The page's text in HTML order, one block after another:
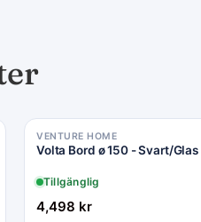
VENTURE HOME
Volta Bord ø 150 - Svart/Glas
Tillgänglig
4,498 kr